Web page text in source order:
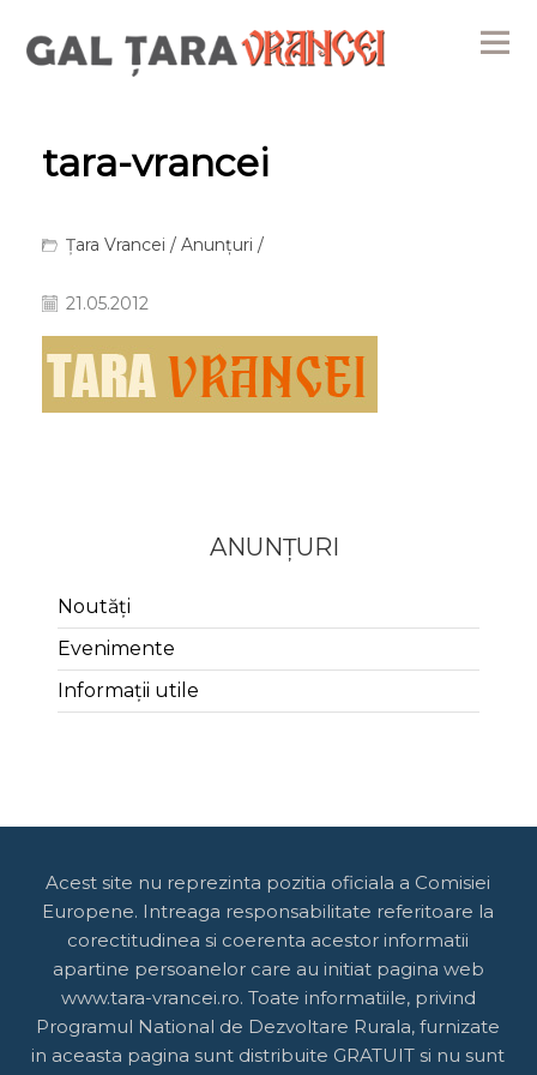
tara-vrancei
Țara Vrancei / Anunțuri /
21.05.2012
ANUNȚURI
Noutăți
Evenimente
Informații utile
Acest site nu reprezinta pozitia oficiala a Comisiei
Europene. Intreaga responsabilitate referitoare la
corectitudinea si coerenta acestor informatii
apartine persoanelor care au initiat pagina web
www.tara-vrancei.ro. Toate informatiile, privind
Programul National de Dezvoltare Rurala, furnizate
in aceasta pagina sunt distribuite GRATUIT si nu sunt